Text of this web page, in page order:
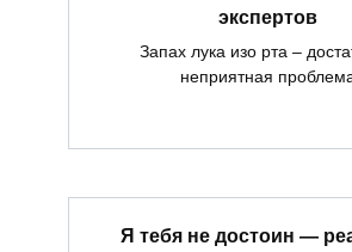
экспертов
Запах лука изо рта –
неприятная
Я тебя не достоин —